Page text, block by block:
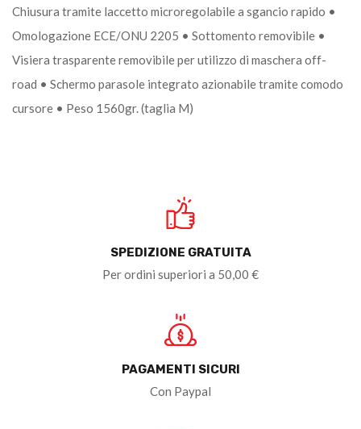
Chiusura tramite laccetto microregolabile a sgancio rapido •
Omologazione ECE/ONU 2205 • Sottomento removibile •
Visiera trasparente removibile per utilizzo di maschera off-
road • Schermo parasole integrato azionabile tramite comodo
cursore • Peso 1560gr. (taglia M)
SPEDIZIONE GRATUITA
Per ordini superiori a 50,00 €
PAGAMENTI SICURI
Con Paypal